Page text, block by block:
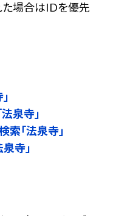
た場合はIDを優先
泉寺」
索「法泉寺」
寺」